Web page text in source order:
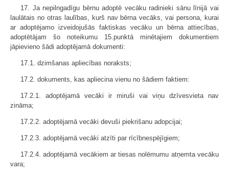
17. Ja nepilngadīgu bērnu adoptē vecāku radinieki sānu līnijā vai
laulātais no otras laulības, kurš nav bērna vecāks, vai persona, kurai
ar adoptējamo izveidojušās faktiskas vecāku un bērna attiecības,
adoptētājam šo noteikumu 15.punktā minētajiem dokumentiem
jāpievieno šādi adoptējamā dokumenti:
17.1. dzimšanas apliecības noraksts;
17.2. dokuments, kas apliecina vienu no šādiem faktiem:
17.2.1. adoptējamā vecāki ir miruši vai viņu dzīvesvieta nav
zināma;
17.2.2. adoptējamā vecāki devuši piekrišanu adopcijai;
17.2.3. adoptējamā vecāki atzīti par rīcībnespējīgiem;
17.2.4. adoptējamā vecākiem ar tiesas nolēmumu atņemta vecāku
vara;